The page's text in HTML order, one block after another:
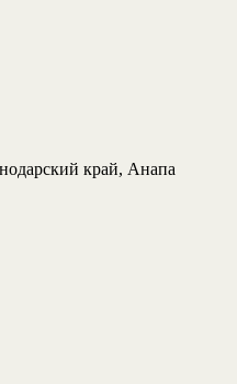
край, Анапа